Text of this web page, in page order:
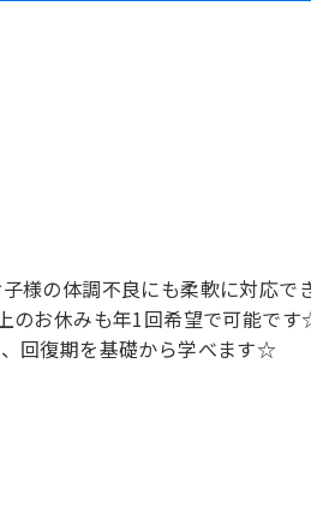
様の体調不良にも柔軟に対応
のお休みも年1回希望で可能で
回復期を基礎から学べます☆